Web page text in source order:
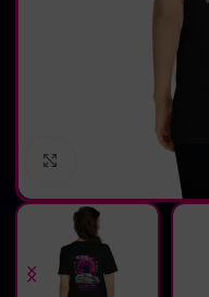
Cliquez pour agrandir